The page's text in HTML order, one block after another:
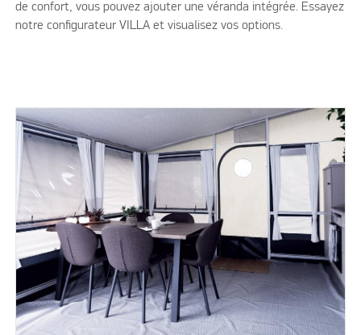
de confort, vous pouvez ajouter une véranda intégrée. Essayez
notre configurateur VILLA et visualisez vos options.